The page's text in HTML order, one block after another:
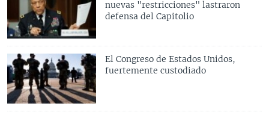
nuevas "restricciones" lastraron
defensa del Capitolio
El Congreso de Estados Unidos,
fuertemente custodiado